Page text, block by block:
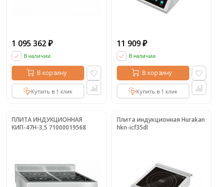
1 095 362 ₽
В наличии
В корзину
Купить в 1 клик
11 909 ₽
В наличии
В корзину
Купить в 1 клик
ПЛИТА ИНДУКЦИОННАЯ
КИП-47Н-3,5 71000019568
Плита индукционная Hurakan
hkn-icf35dl